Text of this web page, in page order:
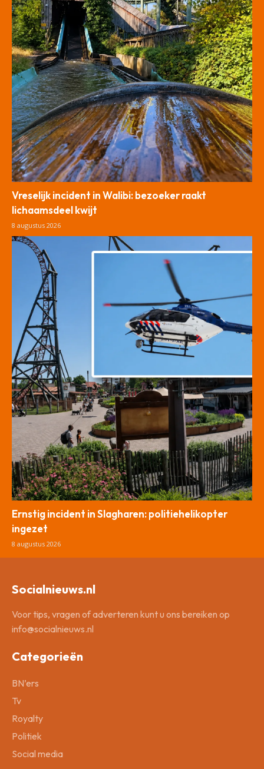
Vreselijk incident in Walibi: bezoeker raakt
lichaamsdeel kwijt
8 augustus 2026
Ernstig incident in Slagharen: politiehelikopter
ingezet
8 augustus 2026
Socialnieuws.nl
Voor tips, vragen of adverteren kunt u ons bereiken op
info@socialnieuws.nl
Categorieën
BN’ers
Tv
Royalty
Politiek
Social media